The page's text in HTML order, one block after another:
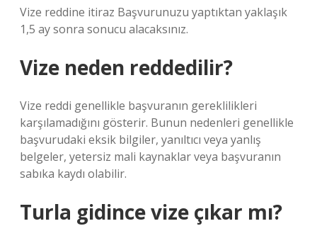
Vize reddine itiraz Başvurunuzu yaptıktan yaklaşık
1,5 ay sonra sonucu alacaksınız.
Vize neden reddedilir?
Vize reddi genellikle başvuranın gereklilikleri
karşılamadığını gösterir. Bunun nedenleri genellikle
başvurudaki eksik bilgiler, yanıltıcı veya yanlış
belgeler, yetersiz mali kaynaklar veya başvuranın
sabıka kaydı olabilir.
Turla gidince vize çıkar mı?